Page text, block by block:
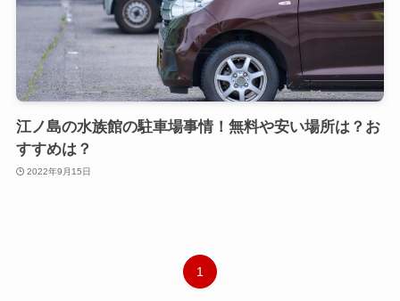
江ノ島の水族館の駐車場事情！無料や安い場所は？お
すすめは？
2022年9月15日
1